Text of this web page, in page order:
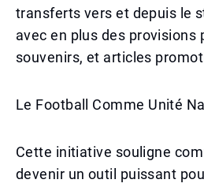
transferts vers et depuis le
avec en plus des provisions
souvenirs, et articles
Le Football Comme Unité
Cette initiative souligne
devenir un outil puissant